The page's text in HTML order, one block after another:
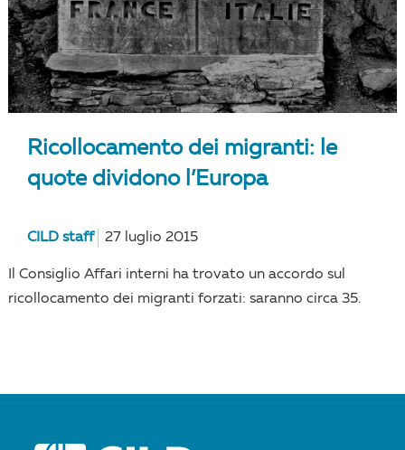
Ricollocamento dei migranti: le
quote dividono l’Europa
CILD staff 27 luglio 2015
Il Consiglio Affari interni ha trovato un accordo sul
ricollocamento dei migranti forzati: saranno circa 35.